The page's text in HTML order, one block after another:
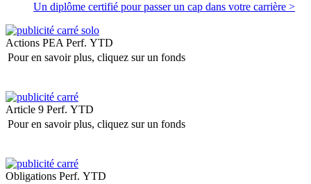
Un diplôme certifié pour passer un cap dans votre carrière >
Actions PEA Perf. YTD
Pour en savoir plus, cliquez sur un fonds
Article 9 Perf. YTD
Pour en savoir plus, cliquez sur un fonds
Obligations Perf. YTD